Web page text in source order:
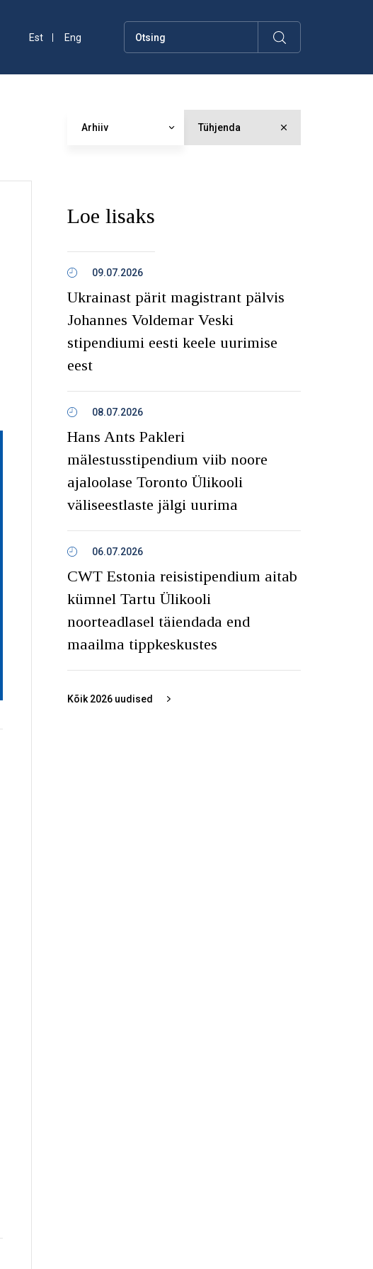
Est Eng
Arhiiv Tühjenda
Loe lisaks
09.07.2026
Ukrainast pärit magistrant pälvis
Johannes Voldemar Veski
stipendiumi eesti keele uurimise
eest
08.07.2026
Hans Ants Pakleri
mälestusstipendium viib noore
ajaloolase Toronto Ülikooli
väliseestlaste jälgi uurima
06.07.2026
CWT Estonia reisistipendium aitab
kümnel Tartu Ülikooli
noorteadlasel täiendada end
maailma tippkeskustes
Kõik 2026 uudised